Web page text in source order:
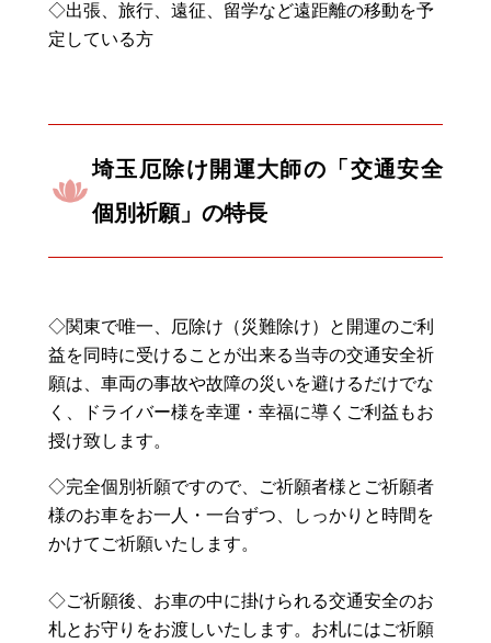
◇出張、旅行、遠征、留学など遠距離の移動を予
定している方
埼玉厄除け開運大師の「交通安全
個別祈願」の特長
◇関東で唯一、厄除け（災難除け）と開運のご利
益を同時に受けることが出来る当寺の交通安全祈
願は、車両の事故や故障の災いを避けるだけでな
く、ドライバー様を幸運・幸福に導くご利益もお
授け致します。
◇完全個別祈願ですので、ご祈願者様とご祈願者
様のお車をお一人・一台ずつ、しっかりと時間を
かけてご祈願いたします。
◇ご祈願後、お車の中に掛けられる交通安全のお
札とお守りをお渡しいたします。お札にはご祈願